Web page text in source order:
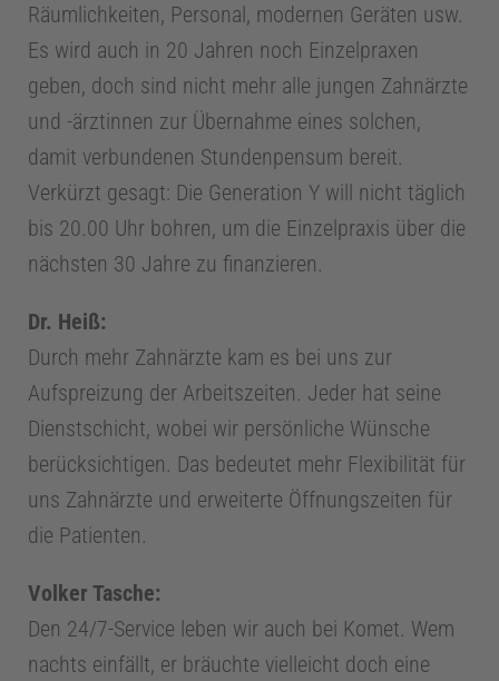
i
n
E
n
o
d
o
n
t
Räumlichkeiten, Personal, modernen Geräten usw.
Es wird auch in 20 Jahren noch Einzelpraxen
geben, doch sind nicht mehr alle jungen Zahnärzte
und -ärztinnen zur Übernahme eines solchen,
damit verbundenen Stundenpensum bereit.
Verkürzt gesagt: Die Generation Y will nicht täglich
bis 20.00 Uhr bohren, um die Einzelpraxis über die
nächsten 30 Jahre zu finanzieren.
Dr. Heiß:
Durch mehr Zahnärzte kam es bei uns zur
Aufspreizung der Arbeitszeiten. Jeder hat seine
Dienstschicht, wobei wir persönliche Wünsche
berücksichtigen. Das bedeutet mehr Flexibilität für
uns Zahnärzte und erweiterte Öffnungszeiten für
die Patienten.
Volker Tasche:
Den 24/7-Service leben wir auch bei Komet. Wem
nachts einfällt, er bräuchte vielleicht doch eine